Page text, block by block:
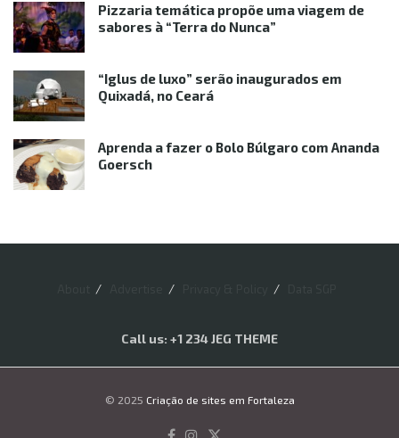
Pizzaria temática propõe uma viagem de
sabores à “Terra do Nunca”
“Iglus de luxo” serão inaugurados em
Quixadá, no Ceará
Aprenda a fazer o Bolo Búlgaro com Ananda
Goersch
Call us: +1 234 JEG THEME
© 2025 Criação de sites em Fortaleza